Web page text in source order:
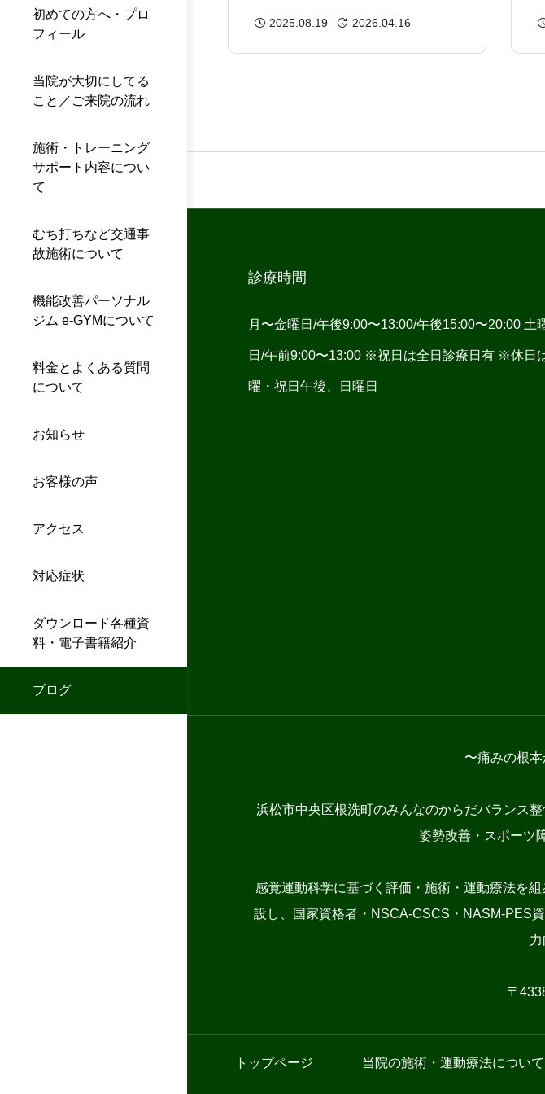
初めての方へ・プロ
フィール
当院が大切にしてる
こと／ご来院の流れ
施術・トレーニング
サポート内容につい
て
むち打ちなど交通事
故施術について
機能改善パーソナル
ジム e-GYMについて
料金とよくある質問
について
お知らせ
お客様の声
アクセス
対応症状
ダウンロード各種資
料・電子書籍紹介
ブログ
2025.08.19 2026.04.16
診療時間
月〜金曜日/午後9:00〜13:00/午後15:00〜20:00 土
日/午前9:00〜13:00 ※祝日は全日診療日有 ※休日
曜・祝日午後、日曜日
〜痛みの根
浜松市中央区根洗町のみんなのからだバランス
姿勢改善・スポーツ
感覚運動科学に基づく評価・施術・運動療法を
設し、国家資格者・NSCA-CSCS・NASM-PES
〒
トップページ 当院の施術・運動療法について